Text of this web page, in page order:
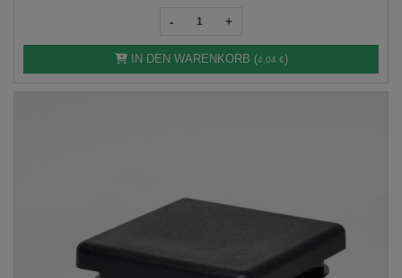
- +
IN DEN WARENKORB (4,04 €)